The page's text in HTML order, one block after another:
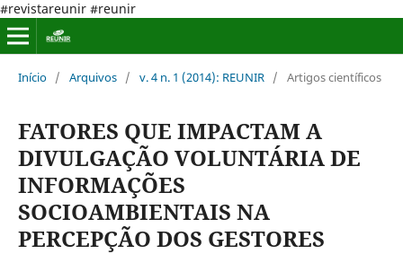
#revistareunir #reunir
Início / Arquivos / v. 4 n. 1 (2014): REUNIR / Artigos científicos
FATORES QUE IMPACTAM A
DIVULGAÇÃO VOLUNTÁRIA DE
INFORMAÇÕES
SOCIOAMBIENTAIS NA
PERCEPÇÃO DOS GESTORES